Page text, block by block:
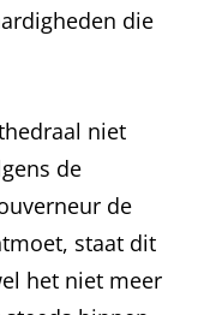
die
niet
de
de
staat dit
het niet meer